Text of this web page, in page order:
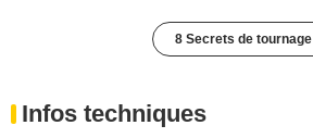
8 Secrets de tournage
Infos techniques